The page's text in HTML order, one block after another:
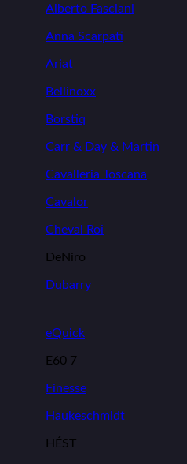
Alberto Fasciani
Anna Scarpati
Ariat
Bellinoxx
Borstiq
Carr & Day & Martin
Cavalleria Toscana
Cavalor
Cheval Roi
DeNiro
Dubarry
eQuick
E60 7
Finesse
Haukeschmidt
HÉST